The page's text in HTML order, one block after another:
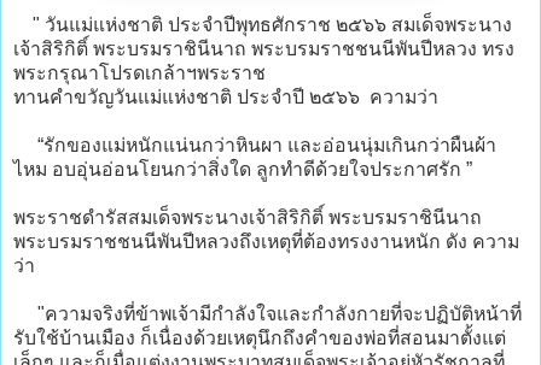
" วันแม่แห่งชาติ ประจำปีพุทธศักราช ๒๕๖๖ สมเด็จพระนาง
เจ้าสิริกิติ์ พระบรมราชินีนาถ พระบรมราชชนนีพันปีหลวง ทรง
พระกรุณาโปรดเกล้าฯพระราช
ทานคำขวัญวันแม่แห่งชาติ ประจำปี ๒๕๖๖ ความว่า
“รักของแม่หนักแน่นกว่าหินผา และอ่อนนุ่มเกินกว่าผืนผ้า
ไหม อบอุ่นอ่อนโยนกว่าสิ่งใด ลูกทำดีด้วยใจประกาศรัก ”
พระราชดำรัสสมเด็จพระนางเจ้าสิริกิติ์ พระบรมราชินีนาถ
พระบรมราชชนนีพันปีหลวงถึงเหตุที่ต้องทรงงานหนัก ดัง ความ
ว่า
"ความจริงที่ข้าพเจ้ามีกำลังใจและกำลังกายที่จะปฏิบัติหน้าที่
รับใช้บ้านเมือง ก็เนื่องด้วยเหตุนึกถึงคำของพ่อที่สอนมาตั้งแต่